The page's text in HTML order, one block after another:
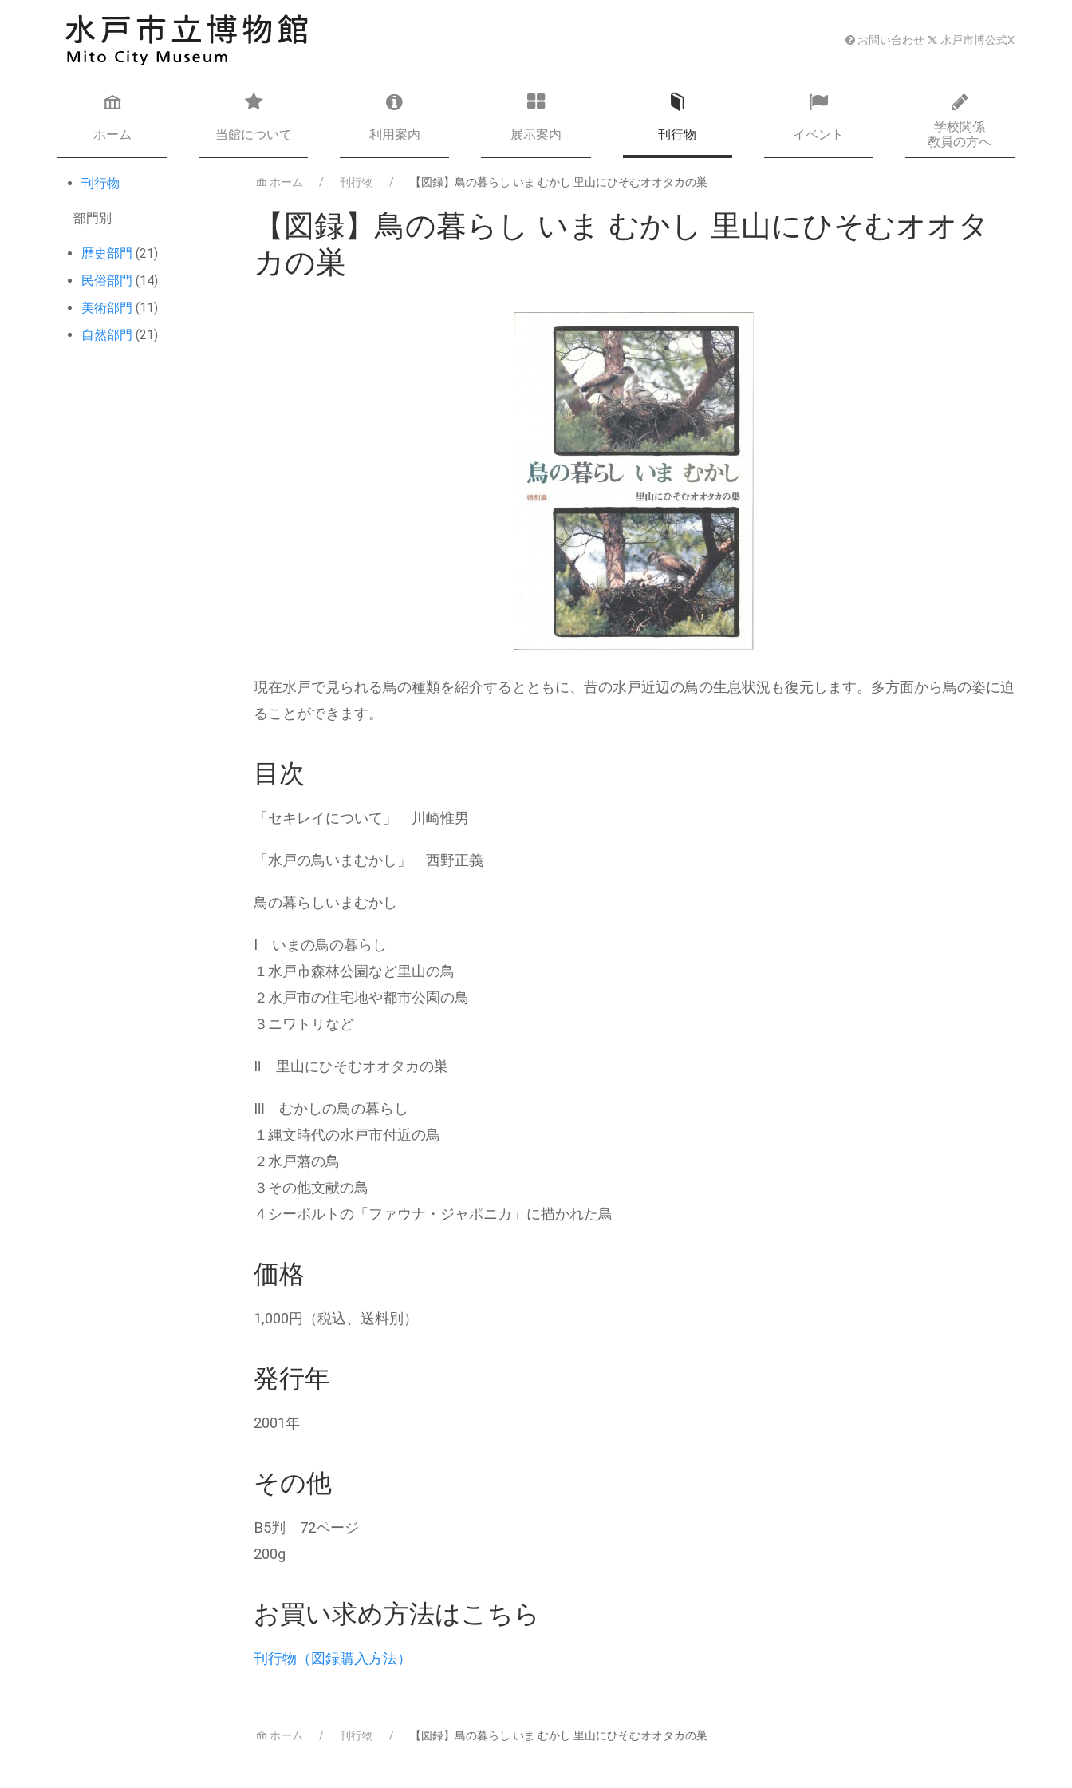
お問い合わせ 水戸市博公式X
ホーム 当館について 利用案内 展示案内 刊行物 イベント
学校関係
教員の方へ
ホーム 刊行物 【図録】鳥の暮らし いま むかし 里山にひそむオオタカの巣
【図録】鳥の暮らし いま むかし 里山にひそむオオタ
カの巣
現在水戸で見られる鳥の種類を紹介するとともに、昔の水戸近辺の鳥の生息状況も復元します。多方面から鳥の姿に迫
ることができます。
目次
「セキレイについて」 川崎惟男
「水戸の鳥いまむかし」 西野正義
鳥の暮らしいまむかし
Ⅰ いまの鳥の暮らし
１水戸市森林公園など里山の鳥
２水戸市の住宅地や都市公園の鳥
３ニワトリなど
Ⅱ 里山にひそむオオタカの巣
Ⅲ むかしの鳥の暮らし
１縄文時代の水戸市付近の鳥
２水戸藩の鳥
３その他文献の鳥
４シーボルトの「ファウナ・ジャポニカ」に描かれた鳥
価格
1,000円（税込、送料別）
発行年
2001年
その他
B5判 72ページ
200g
お買い求め方法はこちら
刊行物（図録購入方法）
ホーム 刊行物 【図録】鳥の暮らし いま むかし 里山にひそむオオタカの巣
刊行物
部門別
歴史部門 (21)
民俗部門 (14)
美術部門 (11)
自然部門 (21)